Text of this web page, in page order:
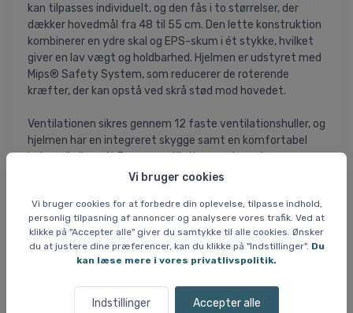
Vi bruger cookies
Vi bruger cookies for at forbedre din oplevelse, tilpasse indhold,
personlig tilpasning af annoncer og analysere vores trafik. Ved at
klikke på "Accepter alle" giver du samtykke til alle cookies. Ønsker
du at justere dine præferencer, kan du klikke på "Indstillinger". Du
kan læse mere i vores privatlivspolitik.
Indstillinger Accepter alle
kan tilpasses individuelt, og den fås i to størrelser, der
dækker hovedmål fra 48 til 55 cm. Den lette konstruktion
kombinerer en ydre skal og EPS-skum i ét stykke, hvilket
giver en lav vægt og holdbarhed. Hjelmen er udstyret med
Mips® Safety System, som reducerer de roterende
kræfter, der kan opstå ved skrå stød mod hovedet.
Ventilationen sikres gennem 12 faste ventilationshuller, og
hjelmen har en integreret skygge samt en komfortabel
indvendig liner. AirEvac™ ventilationssystemet er
kompatibelt med Smith-briller og hjælper med at
opbevaringspose med snørelukning. Den opfylder
relevante sikkerhedsstandarder for cykelhjelme til børn
fra 5 år og opefter.
Pasform: Justerbart drejespænde, to størrelser (48-52
cm og 51-55 cm)